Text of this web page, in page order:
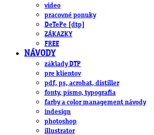
video
pracovné ponuky
DeTePe [dtp]
ZÁKAZKY
FREE
NÁVODY
základy DTP
pre klientov
pdf, ps, acrobat, distiller
fonty, písmo, typografia
farby a color management návody
indesign
photoshop
illustrator